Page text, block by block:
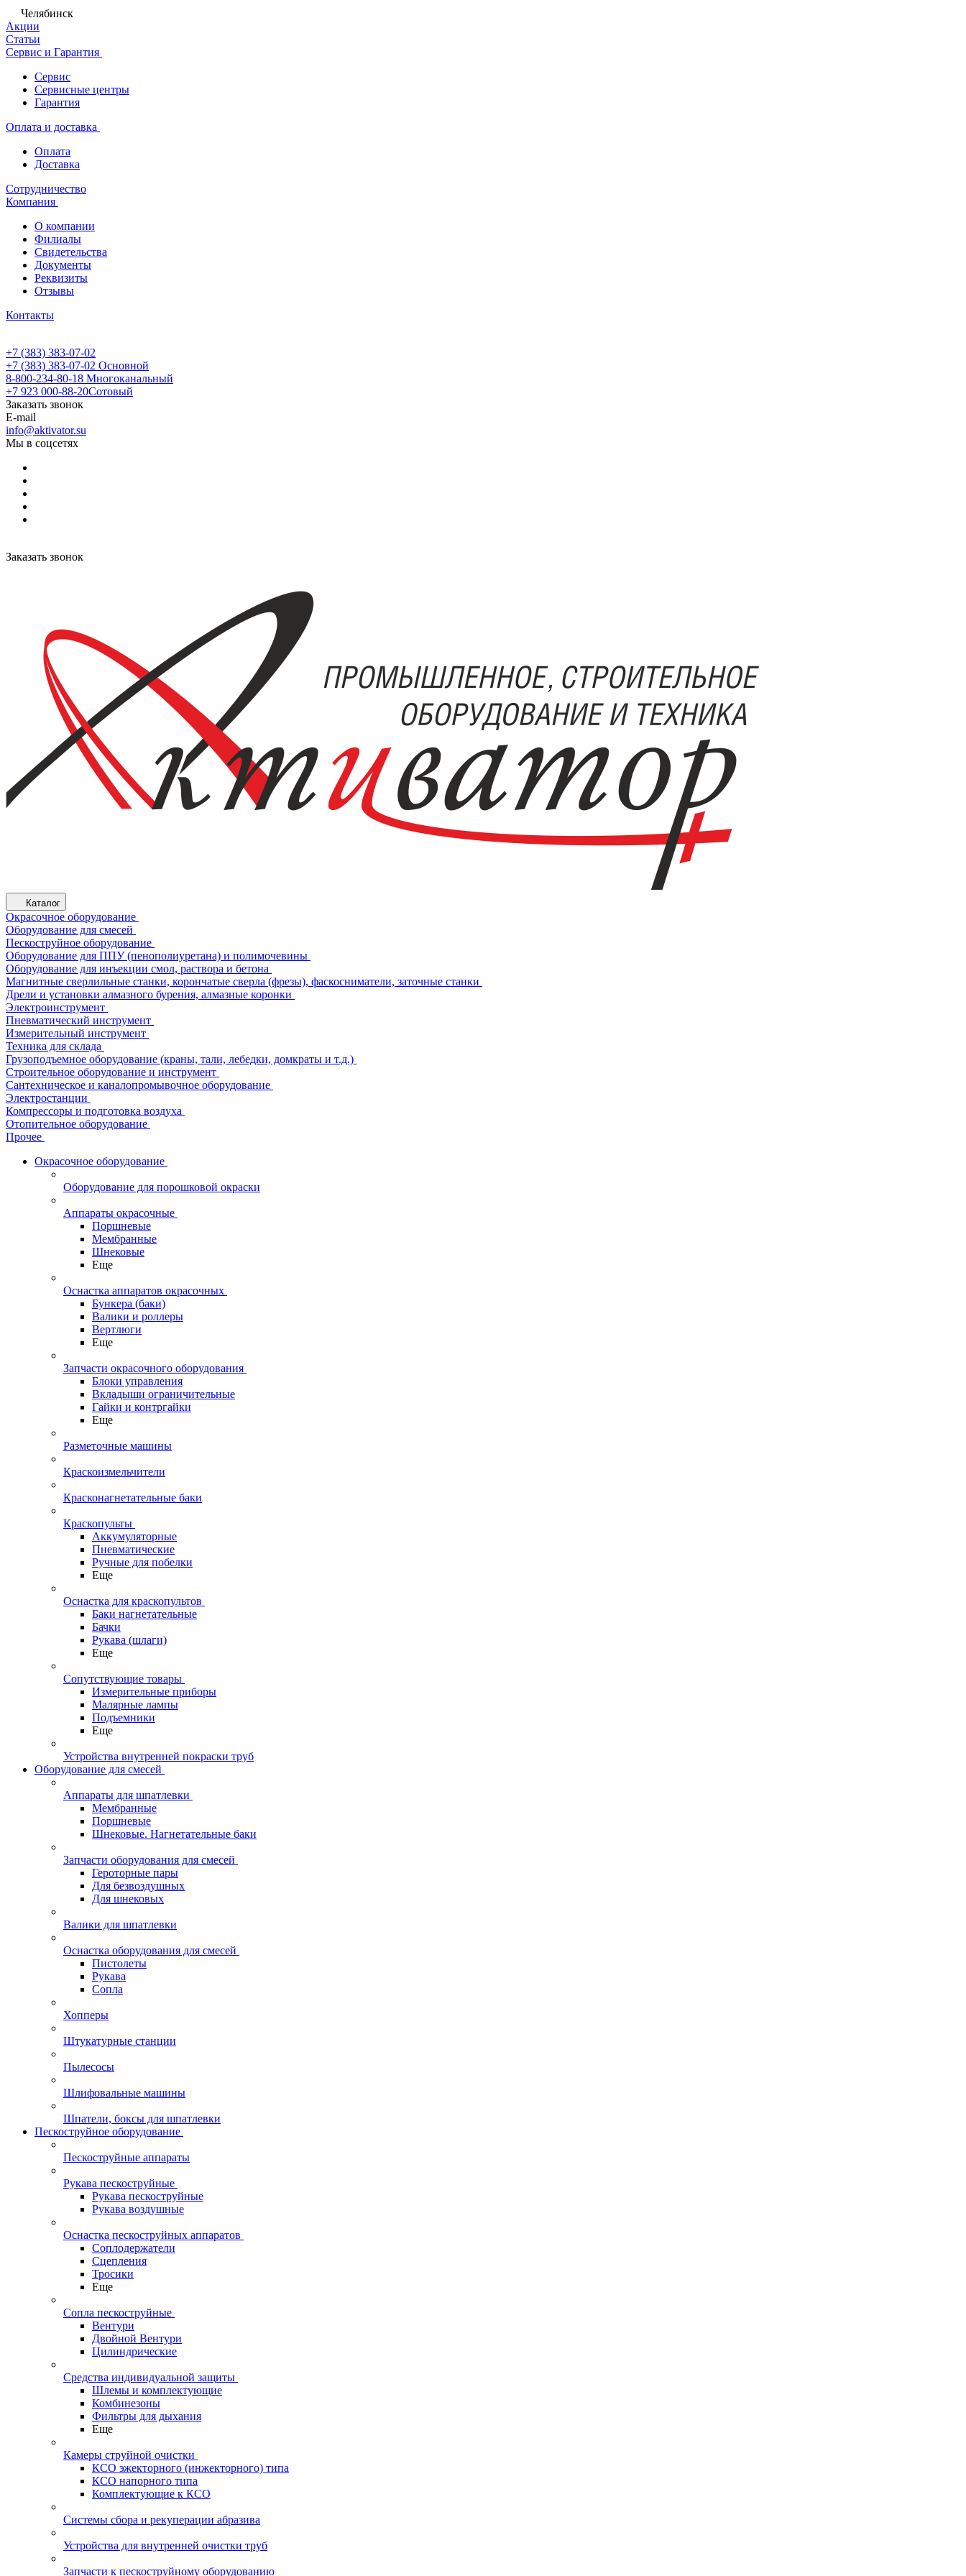
Челябинск
Акции
Статьи
Сервис и Гарантия
Сервис
Сервисные центры
Гарантия
Оплата и доставка
Оплата
Доставка
Сотрудничество
Компания
О компании
Филиалы
Свидетельства
Документы
Реквизиты
Отзывы
Контакты
+7 (383) 383-07-02
+7 (383) 383-07-02 Основной
8-800-234-80-18 Многоканальный
+7 923 000-88-20Сотовый
Заказать звонок
E-mail
info@aktivator.su
Мы в соцсетях
Заказать звонок
Каталог
Окрасочное оборудование
Оборудование для смесей
Пескоструйное оборудование
Оборудование для ППУ (пенополиуретана) и полимочевины
Оборудование для инъекции смол, раствора и бетона
Магнитные сверлильные станки, корончатые сверла (фрезы), фаскосниматели, заточные станки
Дрели и установки алмазного бурения, алмазные коронки
Электроинструмент
Пневматический инструмент
Измерительный инструмент
Техника для склада
Грузоподъемное оборудование (краны, тали, лебедки, домкраты и т.д.)
Строительное оборудование и инструмент
Сантехническое и каналопромывочное оборудование
Электростанции
Компрессоры и подготовка воздуха
Отопительное оборудование
Прочее
Окрасочное оборудование
Оборудование для порошковой окраски
Аппараты окрасочные
Поршневые
Мембранные
Шнековые
Еще
Оснастка аппаратов окрасочных
Бункера (баки)
Валики и роллеры
Вертлюги
Еще
Запчасти окрасочного оборудования
Блоки управления
Вкладыши ограничительные
Гайки и контргайки
Еще
Разметочные машины
Краскоизмельчители
Красконагнетательные баки
Краскопульты
Аккумуляторные
Пневматические
Ручные для побелки
Еще
Оснастка для краскопультов
Баки нагнетательные
Бачки
Рукава (шлаги)
Еще
Сопутствующие товары
Измерительные приборы
Малярные лампы
Подъемники
Еще
Устройства внутренней покраски труб
Оборудование для смесей
Аппараты для шпатлевки
Мембранные
Поршневые
Шнековые. Нагнетательные баки
Запчасти оборудования для смесей
Героторные пары
Для безвоздушных
Для шнековых
Валики для шпатлевки
Оснастка оборудования для смесей
Пистолеты
Рукава
Сопла
Хопперы
Штукатурные станции
Пылесосы
Шлифовальные машины
Шпатели, боксы для шпатлевки
Пескоструйное оборудование
Пескоструйные аппараты
Рукава пескоструйные
Рукава пескоструйные
Рукава воздушные
Оснастка пескоструйных аппаратов
Соплодержатели
Сцепления
Тросики
Еще
Сопла пескоструйные
Вентури
Двойной Вентури
Цилиндрические
Средства индивидуальной защиты
Шлемы и комплектующие
Комбинезоны
Фильтры для дыхания
Еще
Камеры струйной очистки
КСО эжекторного (инжекторного) типа
КСО напорного типа
Комплектующие к КСО
Системы сбора и рекуперации абразива
Устройства для внутренней очистки труб
Запчасти к пескоструйному оборудованию